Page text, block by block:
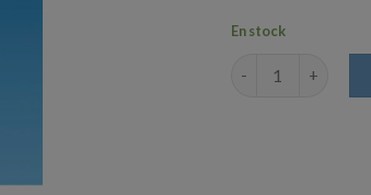
En stock